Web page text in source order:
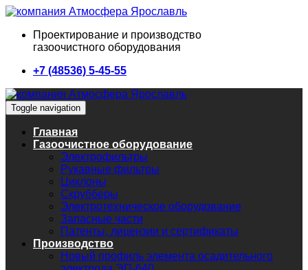
Проектирование и производство
газоочистного оборудования
+7 (48536) 5-45-55
Toggle navigation
Главная
Газоочистное оборудование
Электрофильтры
Рукавные фильтры
Циклоны
Скрубберы
Электротехническое оборудование
Запасные части
Патенты, лицензии и сертификаты
Производство
Новый профиль элемента осадительного